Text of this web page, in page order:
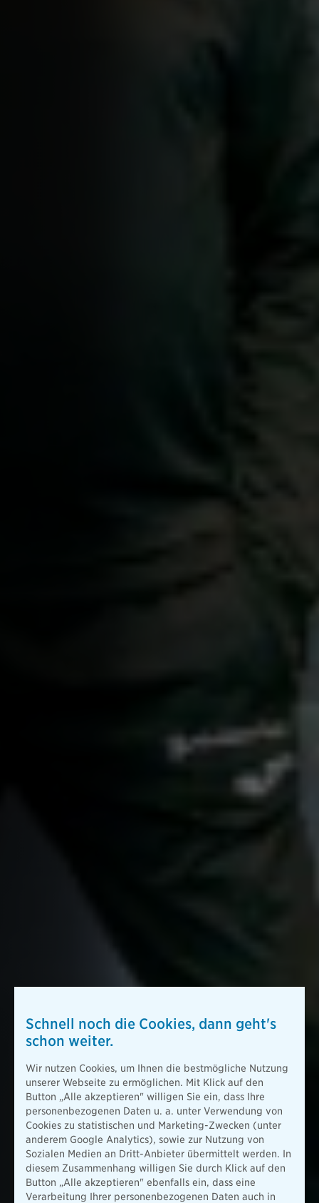
Schnell noch die Cookies, dann geht's
schon weiter.
Wir nutzen Cookies, um Ihnen die bestmögliche Nutzung
unserer Webseite zu ermöglichen. Mit Klick auf den
Button „Alle akzeptieren" willigen Sie ein, dass Ihre
personenbezogenen Daten u. a. unter Verwendung von
Cookies zu statistischen und Marketing-Zwecken (unter
anderem Google Analytics), sowie zur Nutzung von
Sozialen Medien an Dritt-Anbieter übermittelt werden. In
diesem Zusammenhang willigen Sie durch Klick auf den
Button „Alle akzeptieren" ebenfalls ein, dass eine
Verarbeitung Ihrer personenbezogenen Daten auch in